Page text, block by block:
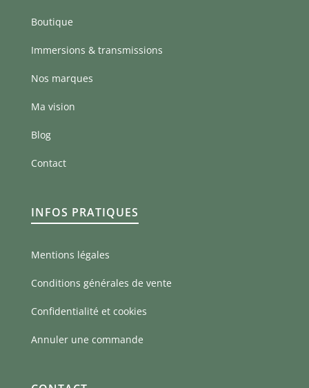
Boutique
Immersions & transmissions
Nos marques
Ma vision
Blog
Contact
INFOS PRATIQUES
Mentions légales
Conditions générales de vente
Confidentialité et cookies
Annuler une commande